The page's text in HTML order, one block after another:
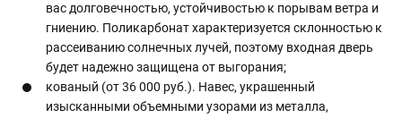
вас долговечностью, устойчивостью к порывам ветра и
гниению. Поликарбонат характеризуется склонностью к
рассеиванию солнечных лучей, поэтому входная дверь
будет надежно защищена от выгорания;
кованый (от 36 000 руб.). Навес, украшенный
изысканными объемными узорами из металла,